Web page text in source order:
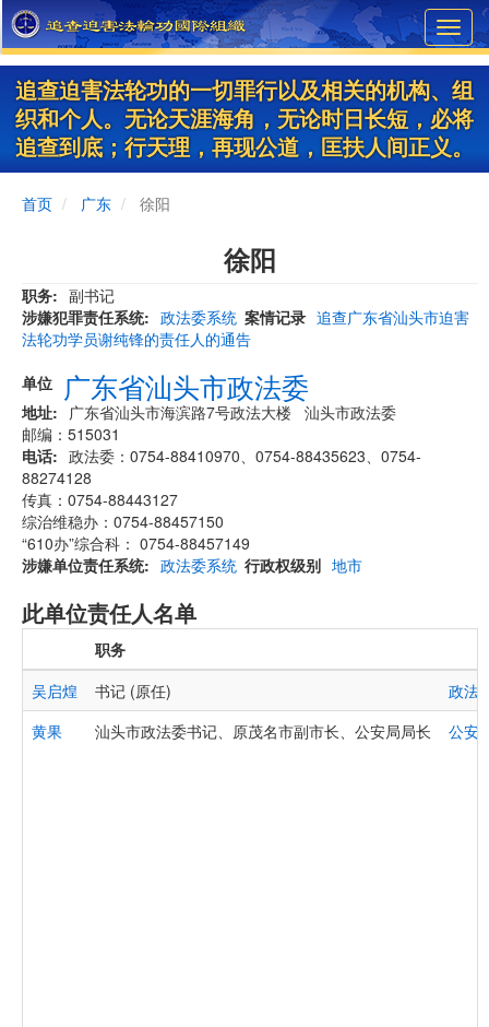
Skip
to
main
content
追查迫害法轮功的一切罪行以及相关的机构、组
织和个人。无论天涯海角，无论时日长短，必将
追查到底；行天理，再现公道，匡扶人间正义。
首页 广东 徐阳
徐阳
职务
副书记
涉嫌犯罪责任系统
政法委系统 案情记录 追查广东省汕头市迫害
法轮功学员谢纯锋的责任人的通告
单位
广东省汕头市政法委
地址
广东省汕头市海滨路7号政法大楼 汕头市政法委
邮编：515031
电话
政法委：0754-88410970、0754-88435623、0754-
88274128
传真：0754-88443127
综治维稳办：0754-88457150
“610办”综合科： 0754-88457149
涉嫌单位责任系统
政法委系统 行政权级别 地市
此单位责任人名单
职务
吴启煌
书记 (原任)
政法
黄果
汕头市政法委书记、原茂名市副市长、公安局局长 公安